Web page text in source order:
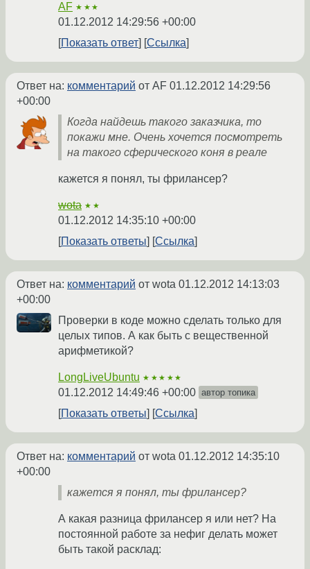
AF ★★★
01.12.2012 14:29:56 +00:00
Показать ответ
Ссылка
Ответ на: комментарий от AF 01.12.2012 14:29:56
+00:00
Когда найдешь такого заказчика, то
покажи мне. Очень хочется посмотреть
на такого сферического коня в реале
кажется я понял, ты фрилансер?
wota ★★
01.12.2012 14:35:10 +00:00
Показать ответы
Ссылка
Ответ на: комментарий от wota 01.12.2012 14:13:03
+00:00
Проверки в коде можно сделать только для
целых типов. А как быть с вещественной
арифметикой?
LongLiveUbuntu ★★★★★
01.12.2012 14:49:46 +00:00 автор топика
Показать ответы Ссылка
Ответ на: комментарий от wota 01.12.2012 14:35:10
+00:00
кажется я понял, ты фрилансер?
А какая разница фрилансер я или нет? На
постоянной работе за нефиг делать может
быть такой расклад: